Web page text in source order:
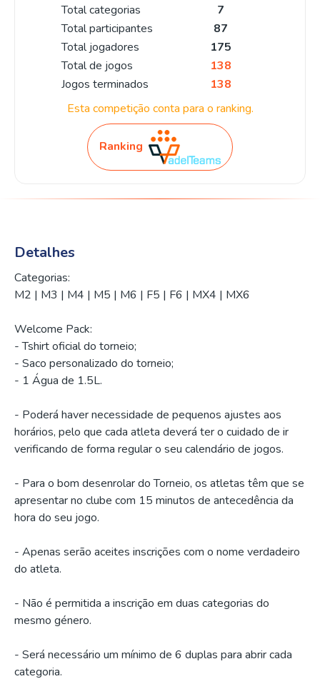
Total categorias
7
Total participantes
87
Total jogadores
175
Total de jogos
138
Jogos terminados
138
Esta competição conta para o ranking.
Ranking
Detalhes
Categorias:
M2 | M3 | M4 | M5 | M6 | F5 | F6 | MX4 | MX6
Welcome Pack:
- Tshirt oficial do torneio;
- Saco personalizado do torneio;
- 1 Água de 1.5L.
- Poderá haver necessidade de pequenos ajustes aos
horários, pelo que cada atleta deverá ter o cuidado de ir
verificando de forma regular o seu calendário de jogos.
- Para o bom desenrolar do Torneio, os atletas têm que se
apresentar no clube com 15 minutos de antecedência da
hora do seu jogo.
- Apenas serão aceites inscrições com o nome verdadeiro
do atleta.
- Não é permitida a inscrição em duas categorias do
mesmo género.
- Será necessário um mínimo de 6 duplas para abrir cada
categoria.